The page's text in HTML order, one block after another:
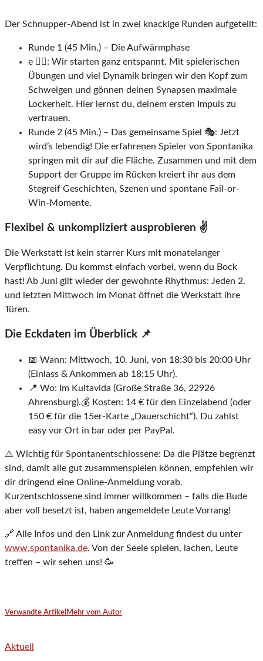
Der Schnupper-Abend ist in zwei knackige Runden aufgeteilt:
Runde 1 (45 Min.) – Die Aufwärmphase
e 🧘‍♂️: Wir starten ganz entspannt. Mit spielerischen
Übungen und viel Dynamik bringen wir den Kopf zum
Schweigen und gönnen deinen Synapsen maximale
Lockerheit. Hier lernst du, deinem ersten Impuls zu
vertrauen.
Runde 2 (45 Min.) – Das gemeinsame Spiel 🎭: Jetzt
wird’s lebendig! Die erfahrenen Spieler von Spontanika
springen mit dir auf die Fläche. Zusammen und mit dem
Support der Gruppe im Rücken kreiert ihr aus dem
Stegreif Geschichten, Szenen und spontane Fail-or-
Win-Momente.
Flexibel & unkompliziert ausprobieren ✌️
Die Werkstatt ist kein starrer Kurs mit monatelanger
Verpflichtung. Du kommst einfach vorbei, wenn du Bock
hast! Ab Juni gilt wieder der gewohnte Rhythmus: Jeden 2.
und letzten Mittwoch im Monat öffnet die Werkstatt ihre
Türen.
Die Eckdaten im Überblick 📌
📅 Wann: Mittwoch, 10. Juni, von 18:30 bis 20:00 Uhr
(Einlass & Ankommen ab 18:15 Uhr).
📍 Wo: Im Kultavida (Große Straße 36, 22926
Ahrensburg).💰 Kosten: 14 € für den Einzelabend (oder
150 € für die 15er-Karte „Dauerschicht“). Du zahlst
easy vor Ort in bar oder per PayPal.
⚠️ Wichtig für Spontanentschlossene: Da die Plätze begrenzt
sind, damit alle gut zusammenspielen können, empfehlen wir
dir dringend eine Online-Anmeldung vorab.
Kurzentschlossene sind immer willkommen – falls die Bude
aber voll besetzt ist, haben angemeldete Leute Vorrang!
🔗 Alle Infos und den Link zur Anmeldung findest du unter
www.spontanika.de. Von der Seele spielen, lachen, Leute
treffen – wir sehen uns! 🥳
Verwandte Artikel Mehr vom Autor
Aktuell